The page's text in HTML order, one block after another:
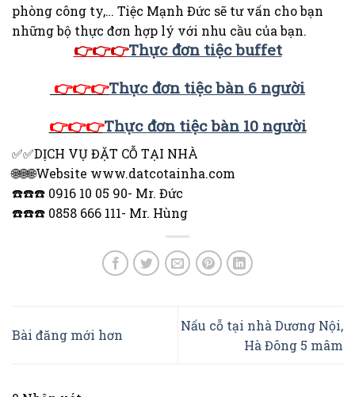
phòng công ty,… Tiệc Mạnh Đức sẽ tư vấn cho bạn
những bộ thực đơn hợp lý với nhu cầu của bạn.
👉👉👉Thực đơn tiệc buffet
👉👉👉Thực đơn tiệc bàn 6 người
👉👉👉Thực đơn tiệc bàn 10 người
✅✅DỊCH VỤ ĐẶT CỖ TẠI NHÀ
🌐🌐🌐Website www.datcotainha.com
☎️☎️☎️ 0916 10 05 90- Mr. Đức
☎️☎️☎️ 0858 666 111- Mr. Hùng
Bài đăng mới hơn
Nấu cỗ tại nhà Dương Nội,
Hà Đông 5 mâm